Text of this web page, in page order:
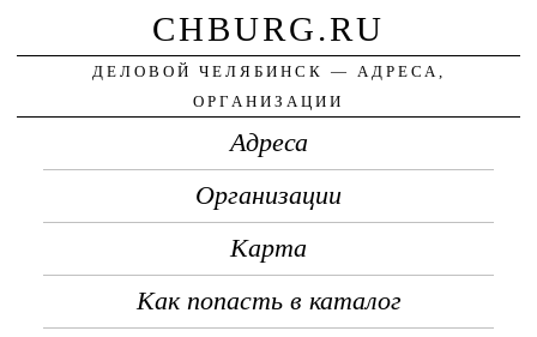
CHBURG.RU
ДЕЛОВОЙ ЧЕЛЯБИНСК — АДРЕСА,
ОРГАНИЗАЦИИ
Адреса
Организации
Карта
Как попасть в каталог